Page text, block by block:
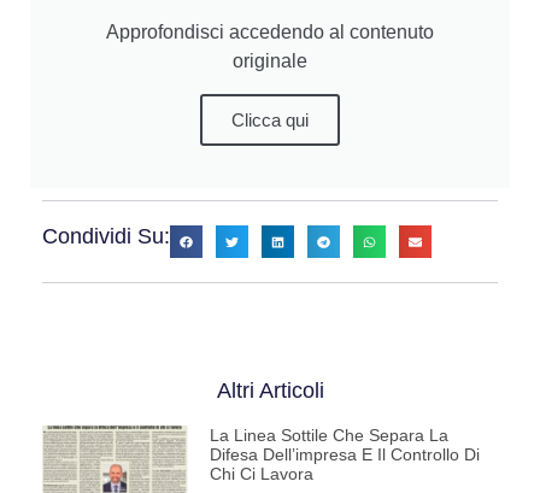
Approfondisci accedendo al contenuto
originale
Clicca qui
Condividi Su:
Altri Articoli
La Linea Sottile Che Separa La
Difesa Dell’impresa E Il Controllo Di
Chi Ci Lavora